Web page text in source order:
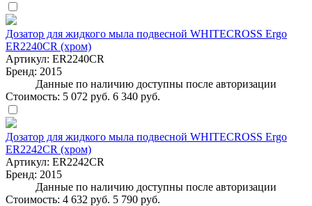
Дозатор для жидкого мыла подвесной WHITECROSS Ergo
ER2240CR (хром)
Артикул: ER2240CR
Бренд: 2015
Данные по наличию доступны после авторизации
Стоимость: 5 072 руб. 6 340 руб.
Дозатор для жидкого мыла подвесной WHITECROSS Ergo
ER2242CR (хром)
Артикул: ER2242CR
Бренд: 2015
Данные по наличию доступны после авторизации
Стоимость: 4 632 руб. 5 790 руб.